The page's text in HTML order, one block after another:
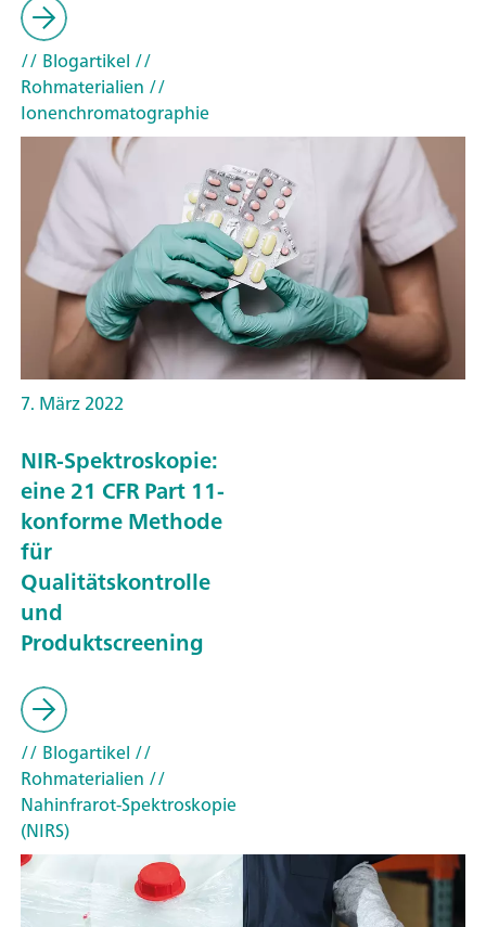
// Blogartikel //
Rohmaterialien //
Ionenchromatographie
7. März 2022
NIR-Spektroskopie:
eine 21 CFR Part 11-
konforme Methode
für
Qualitätskontrolle
und
Produktscreening
// Blogartikel //
Rohmaterialien //
Nahinfrarot-Spektroskopie
(NIRS)